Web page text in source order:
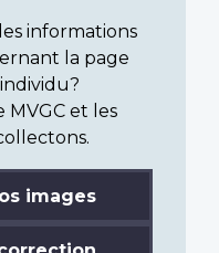
informations
la page
et les
images